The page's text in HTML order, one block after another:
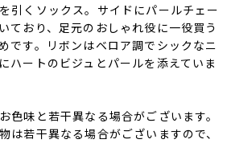
引くソックス。サイドにパールチェー
ており、足元のおしゃれ役に一役買う
です。リボンはベロア調でシックなニ
ハートのビジュとパールを添えていま
色味と若干異なる場合がございます。
は若干異なる場合がございますので、